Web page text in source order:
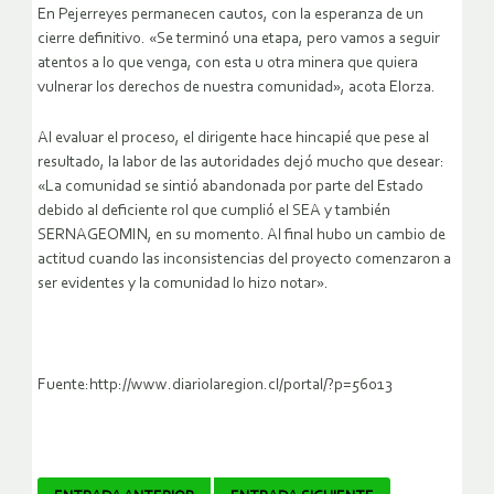
En Pejerreyes permanecen cautos, con la esperanza de un
cierre definitivo. «Se terminó una etapa, pero vamos a seguir
atentos a lo que venga, con esta u otra minera que quiera
vulnerar los derechos de nuestra comunidad», acota Elorza.
Al evaluar el proceso, el dirigente hace hincapié que pese al
resultado, la labor de las autoridades dejó mucho que desear:
«La comunidad se sintió abandonada por parte del Estado
debido al deficiente rol que cumplió el SEA y también
SERNAGEOMIN, en su momento. Al final hubo un cambio de
actitud cuando las inconsistencias del proyecto comenzaron a
ser evidentes y la comunidad lo hizo notar».
Fuente:http://www.diariolaregion.cl/portal/?p=56013